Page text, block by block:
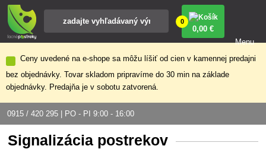
Ceny uvedené na e-shope sa môžu líšiť od cien v kamennej predajni
bez objednávky. Tovar skladom pripravíme do 30 min na základe
objednávky. Predajňa je v sobotu zatvorená.
0915 / 420 295 | PO - PI 9:00 - 16:00
0
0,00 €
Menu
Signalizácia postrekov